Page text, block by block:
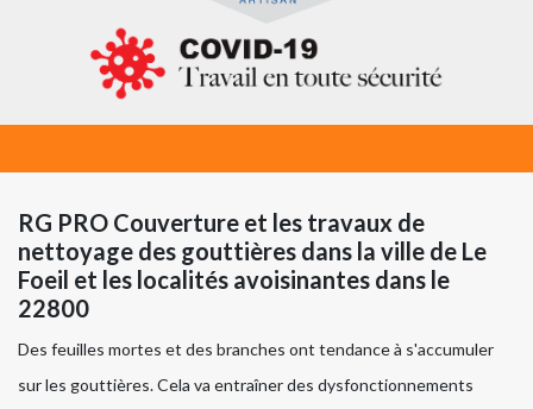
RG PRO Couverture et les travaux de
nettoyage des gouttières dans la ville de Le
Foeil et les localités avoisinantes dans le
22800
Des feuilles mortes et des branches ont tendance à s'accumuler
sur les gouttières. Cela va entraîner des dysfonctionnements